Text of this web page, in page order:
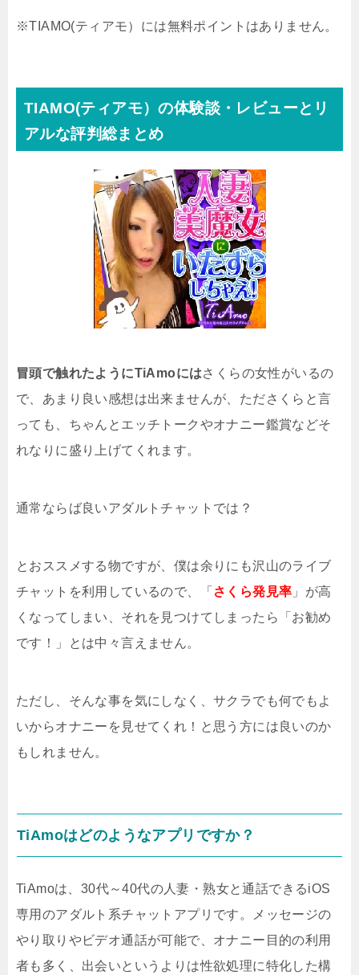
※TIAMO(ティアモ）には無料ポイントはありません。
TIAMO(ティアモ）の体験談・レビューとリ
アルな評判総まとめ
冒頭で触れたようにTiAmoにはさくらの女性がいるの
で、あまり良い感想は出来ませんが、たださくらと言
っても、ちゃんとエッチトークやオナニー鑑賞などそ
れなりに盛り上げてくれます。
通常ならば良いアダルトチャットでは？
とおススメする物ですが、僕は余りにも沢山のライブ
チャットを利用しているので、「 さくら発見率 」が高
くなってしまい、それを見つけてしまったら「お勧め
です！」とは中々言えません。
ただし、そんな事を気にしなく、サクラでも何でもよ
いからオナニーを見せてくれ！と思う方には良いのか
もしれません。
TiAmoはどのようなアプリですか？
TiAmoは、30代～40代の人妻・熟女と通話できるiOS
専用のアダルト系チャットアプリです。メッセージの
やり取りやビデオ通話が可能で、オナニー目的の利用
者も多く、出会いというよりは性欲処理に特化した構